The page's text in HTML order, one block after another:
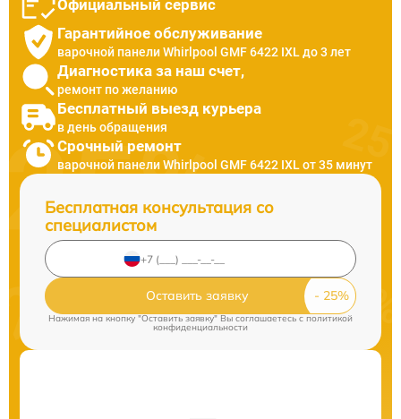
Официальный сервис
Гарантийное обслуживание
варочной панели Whirlpool GMF 6422 IXL до 3 лет
Диагностика за наш счет,
ремонт по желанию
Бесплатный выезд курьера
в день обращения
Срочный ремонт
варочной панели Whirlpool GMF 6422 IXL от 35 минут
Бесплатная консультация со
специалистом
Оставить заявку
Нажимая на кнопку "Оставить заявку" Вы соглашаетесь c политикой
конфиденциальности